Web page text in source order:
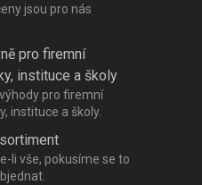
jsou pro nás
pro firemní
instituce a školy
pro firemní
instituce a školy.
li vše, pokusíme se to